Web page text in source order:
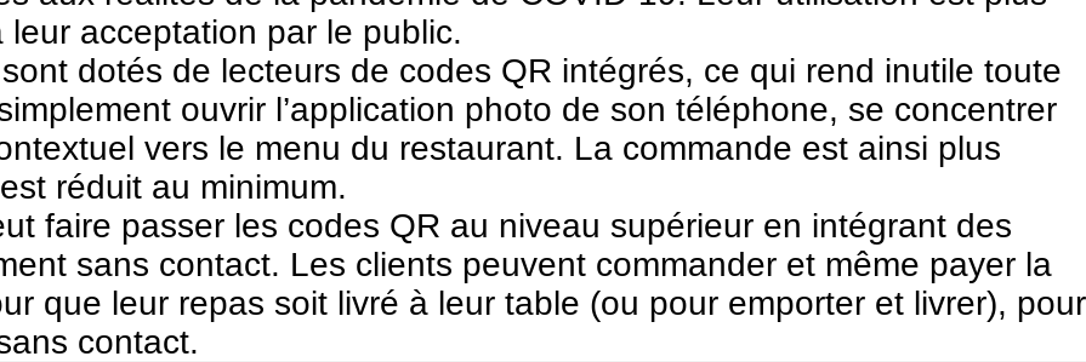
acceptation par le public.
dotés de lecteurs de codes QR intégrés, ce qui rend inutile toute
ouvrir l’application photo de son téléphone, se concentrer
vers le menu du restaurant. La commande est ainsi plus
réduit au minimum.
faire passer les codes QR au niveau supérieur en intégrant des
sans contact. Les clients peuvent commander et même payer la
que leur repas soit livré à leur table (ou pour emporter et livrer), pour
contact.